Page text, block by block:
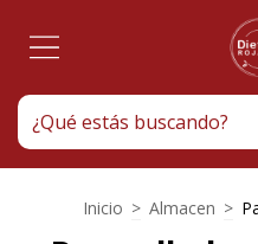
Inicio > Almacen >